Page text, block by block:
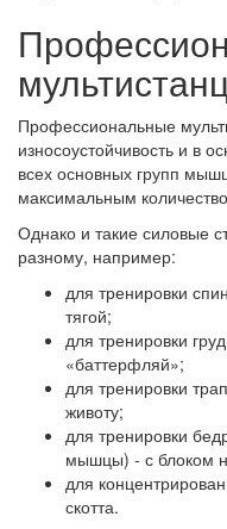
Профессиональные
износоустойчивость и в
всех основных групп
максимальным
Однако и такие силовые
разному, например:
для тренировки
тягой;
для тренировки
«баттерфляй»;
для тренировки
животу;
для тренировки
мышцы) - с блоком
для
скотта.